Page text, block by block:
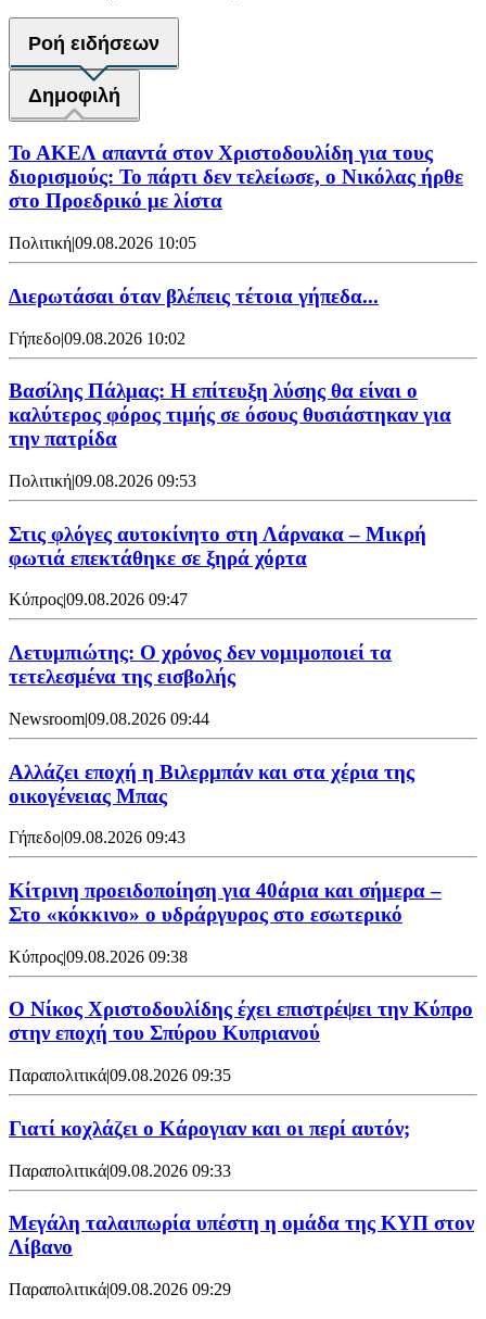
Ροή ειδήσεων
Δημοφιλή
Το ΑΚΕΛ απαντά στον Χριστοδουλίδη για τους
διορισμούς: Το πάρτι δεν τελείωσε, ο Νικόλας ήρθε
στο Προεδρικό με λίστα
Πολιτική|09.08.2026 10:05
Διερωτάσαι όταν βλέπεις τέτοια γήπεδα...
Γήπεδο|09.08.2026 10:02
Βασίλης Πάλμας: Η επίτευξη λύσης θα είναι ο
καλύτερος φόρος τιμής σε όσους θυσιάστηκαν για
την πατρίδα
Πολιτική|09.08.2026 09:53
Στις φλόγες αυτοκίνητο στη Λάρνακα – Μικρή
φωτιά επεκτάθηκε σε ξηρά χόρτα
Κύπρος|09.08.2026 09:47
Λετυμπιώτης: Ο χρόνος δεν νομιμοποιεί τα
τετελεσμένα της εισβολής
Newsroom|09.08.2026 09:44
Aλλάζει εποχή η Βιλερμπάν και στα χέρια της
οικογένειας Μπας
Γήπεδο|09.08.2026 09:43
Κίτρινη προειδοποίηση για 40άρια και σήμερα –
Στο «κόκκινο» ο υδράργυρος στο εσωτερικό
Κύπρος|09.08.2026 09:38
Ο Νίκος Χριστοδουλίδης έχει επιστρέψει την Κύπρο
στην εποχή του Σπύρου Κυπριανού
Παραπολιτικά|09.08.2026 09:35
Γιατί κοχλάζει ο Κάρογιαν και οι περί αυτόν;
Παραπολιτικά|09.08.2026 09:33
Μεγάλη ταλαιπωρία υπέστη η ομάδα της ΚΥΠ στον
Λίβανο
Παραπολιτικά|09.08.2026 09:29